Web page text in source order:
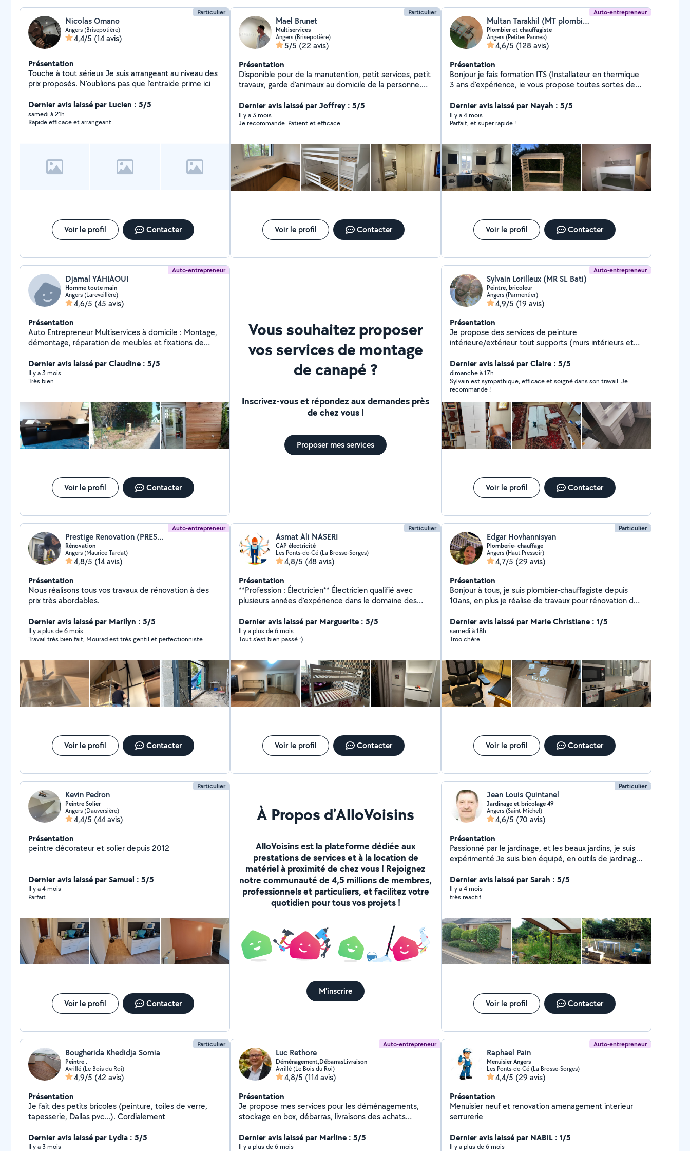
Particulier
Nicolas Ornano
Angers (Brisepotière)
4,4/5 (14 avis)
Présentation
Touche à tout sérieux Je suis arrangeant au niveau des
prix proposés. N'oublions pas que l'entraide prime ici
Dernier avis laissé par Lucien : 5/5
samedi à 21h
Rapide efficace et arrangeant
Voir le profil Contacter
Particulier
Mael Brunet
Multiservices
Angers (Brisepotière)
5/5 (22 avis)
Présentation
Disponible pour de la manutention, petit services, petit
travaux, garde d'animaux au domicile de la personne.
douche, meubles, installation d'électroménager, pose
de TV au mur, transport de marchandises et autres
petit travaux.
Dernier avis laissé par Joffrey : 5/5
Il y a 3 mois
Je recommande. Patient et efficace
Voir le profil Contacter
Auto-entrepreneur
Multan Tarakhil (MT plombières)
Plombier et chauffagiste
Angers (Petites Pannes)
4,6/5 (128 avis)
Présentation
Bonjour je fais formation ITS (Installateur en thermique
3 ans d'expérience, ie vous propose toutes sortes de
rénovation, dépannage, urgence ou conseils).
PLOMBIÈRE : Création et rénovation salle de bain -
Installation / Dépannage / Remplacement: - Chauffe-
- WC à poser ou Suspendu - Chasse d'eau - Douche à
l'italienne -Baignoire - Fuite Salle de bain, salle d'eau,
sanitaire, ballon d'eau chaude, dépannages Montages
de meubles Poser de tringles Fair peinture Posé de
tapisserie Cordialement
Dernier avis laissé par Nayah : 5/5
Il y a 4 mois
Parfait, et super rapide !
Voir le profil Contacter
Auto-entrepreneur
Djamal YAHIAOUI
Homme toute main
Angers (Lareveillère)
4,6/5 (45 avis)
Présentation
Auto Entrepreneur Multiservices à domicile : Montage,
démontage, réparation de meubles et fixations de
...), Petits travaux de Peinture, Enduit, Papier peint,
Bardage, Revêtements sols...etc. Petits travaux de
plomberie, électricité, maçonnerie, jardinage, ...etc.
Dernier avis laissé par Claudine : 5/5
Il y a 3 mois
Très bien
Voir le profil Contacter
Vous souhaitez proposer
vos services de montage
de canapé ?
Inscrivez-vous et répondez aux demandes près
de chez vous !
Proposer mes services
Auto-entrepreneur
Sylvain Lorilleux (MR SL Bati)
Peintre, bricoleur
Angers (Parmentier)
4,9/5 (19 avis)
Présentation
Je propose des services de peinture
intérieure/extérieur tout supports (murs intérieurs et
peint et de toile de verre, montage de meubles,
installation de luminaires, de ventilateur au plafond,
pose d'étagères etc
Dernier avis laissé par Claire : 5/5
dimanche à 17h
Sylvain est sympathique, efficace et soigné dans son travail. Je
recommande !
Voir le profil Contacter
Auto-entrepreneur
Prestige Renovation (PRESTIGE)
Rénovation
Angers (Maurice Tardat)
4,8/5 (14 avis)
Présentation
Nous réalisons tous vos travaux de rénovation à des
prix très abordables.
Dernier avis laissé par Marilyn : 5/5
Il y a plus de 6 mois
Travail très bien fait, Mourad est très gentil et perfectionniste
Voir le profil Contacter
Particulier
Asmat Ali NASERI
CAP électricité
Les Ponts-de-Cé (La Brosse-Sorges)
4,8/5 (48 avis)
Présentation
**Profession : Électricien** Électricien qualifié avec
plusieurs années d'expérience dans le domaine des
polyvalents tels que la peinture, le montage de
meubles et les petites réparations. Ma priorité est de
fournir un service fiable **Compétences :** - Installation
intérieure - Montage et assemblage de meubles -
Petits travaux de bricolage Montage de cuisine Placo
Solde Parquet Peinture tapisserie Je suis disponible
pour des missions ponctuelles ou des projets à plus
long terme. Cela peut être adapté selon vos besoins !
Dernier avis laissé par Marguerite : 5/5
Il y a plus de 6 mois
Tout s’est bien passé :)
Voir le profil Contacter
Particulier
Edgar Hovhannisyan
Plomberie- chauffage
Angers (Haut Pressoir)
4,7/5 (29 avis)
Présentation
Bonjour à tous, je suis plombier-chauffagiste depuis
10ans, en plus je réalise de travaux pour rénovation de
transformation de salle de bain normal au PMR.
Réparation de électroménager et montage de cuisines
aussi dans la liste de mes compétences. Cordialement
Dernier avis laissé par Marie Christiane : 1/5
samedi à 18h
Troo chére
Voir le profil Contacter
Particulier
Kevin Pedron
Peintre Solier
Angers (Dauversière)
4,4/5 (44 avis)
Présentation
peintre décorateur et solier depuis 2012
Dernier avis laissé par Samuel : 5/5
Il y a 4 mois
Parfait
Voir le profil Contacter
À Propos d’AlloVoisins
AlloVoisins est la plateforme dédiée aux
prestations de services et à la location de
matériel à proximité de chez vous ! Rejoignez
notre communauté de 4,5 millions de membres,
professionnels et particuliers, et facilitez votre
quotidien pour tous vos projets !
M'inscrire
Particulier
Jean Louis Quintanel
Jardinage et bricolage 49
Angers (Saint-Michel)
4,6/5 (70 avis)
Présentation
Passionné par le jardinage, et les beaux jardins, je suis
expérimenté Je suis bien équipé, en outils de jardinage,
intervention chez vous Vous pouvez compter sur moi et
parfois, sur ma collègue en cesu pour -> - Tonte
pelouse - Scarification, entretien et soins spécifiques -
engrais - Taille des haies et arbustes pour un jardin
harmonieux - Création / entretien massifs de fleurs
personnalisé - Plantation de fleurs, arbustes, arbres et
haies arbusières - Tailles des arbres fruitiers et petit
élagage -Nettoyage massif de fleurs - Désherbage
piscines... - Pour votre maison, pose garde-corps,
peinture, remise en état volets petite menuiserie,
petite électricité, plomberie A bientôt de nous
Dernier avis laissé par Sarah : 5/5
Il y a 4 mois
très reactif
Voir le profil Contacter
Particulier
Bougherida Khedidja Somia
Peintre .
Avrillé (Le Bois du Roi)
4,9/5 (42 avis)
Présentation
Je fait des petits bricoles (peinture, toiles de verre,
tapesserie, Dallas pvc...). Cordialement
Dernier avis laissé par Lydia : 5/5
Il y a 3 mois
Auto-entrepreneur
Luc Rethore
Déménagement,DébarrasLivraison
Avrillé (Le Bois du Roi)
4,8/5 (114 avis)
Présentation
Je propose mes services pour les déménagements,
stockage en box, débarras, livraisons des achats
déchetterie.Possibilité de montage du mobilier selon
disponibilités. Capacité professionnelle transport de
Dernier avis laissé par Marline : 5/5
Il y a plus de 6 mois
Auto-entrepreneur
Raphael Pain
Menuisier Angers
Les Ponts-de-Cé (La Brosse-Sorges)
4,4/5 (29 avis)
Présentation
Menuisier neuf et renovation amenagement interieur
serrurerie
Dernier avis laissé par NABIL : 1/5
Il y a plus de 6 mois